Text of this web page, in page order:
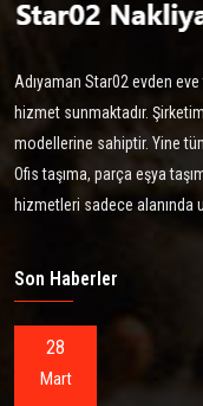
Adıyaman Star02 evden
hizmet sunmaktadır.
modellerine sahiptir. Yine
Ofis taşıma, parça eşya
hizmetleri sadece alanında
Son Haberler
28
Mart